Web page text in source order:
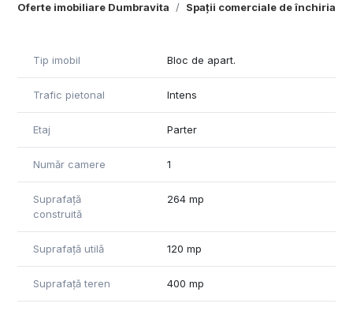
Oferte imobiliare Dumbravita Spații comerciale de închiriat
mp, dar poate fi împărțit în mai multe suprafețe în funcție de
clădirii se afla și centrul comercial Profi.
Tip imobil Bloc de apart.
Trafic pietonal Intens
Etaj Parter
Număr camere 1
Suprafață
construită
264 mp
Suprafață utilă 120 mp
Suprafață teren 400 mp